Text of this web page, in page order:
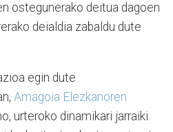
ostegunerako deitua dagoen
deialdia zabaldu dute
egin dute
Amagoia Elezkanoren
urteroko dinamikari jarraiki.